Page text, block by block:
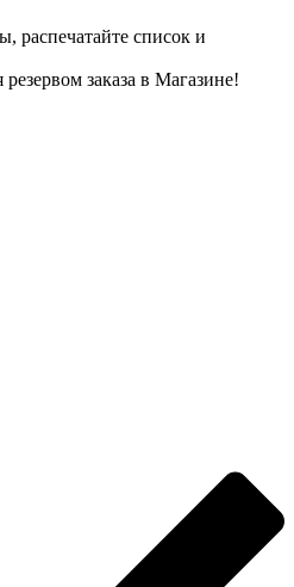
распечатайте список и
заказа в Магазине!